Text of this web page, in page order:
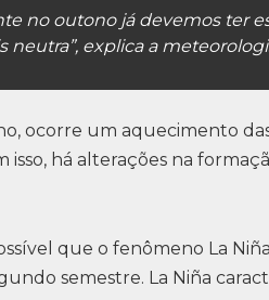
no outono já devemos ter
neutra”, explica a
ocorre um aquecimento
isso, há alterações na
que o fenômeno La
semestre. La Niña